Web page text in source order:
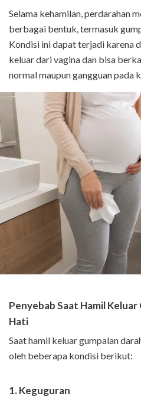
Selama kehamilan, perdarahan
berbagai bentuk, termasuk
Kondisi ini dapat terjadi karena
keluar dari vagina dan bisa
normal maupun gangguan pada
Penyebab Saat Hamil
Hati
Saat hamil keluar gumpalan
oleh beberapa kondisi berikut:
1. Keguguran